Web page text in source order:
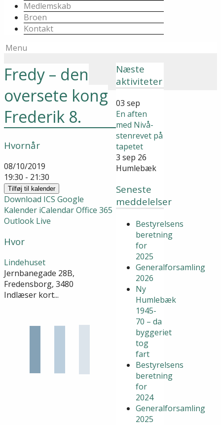
Medlemskab
Broen
Kontakt
Menu
Næste
aktiviteter
03 sep
En aften
med Nivå-
stenrevet på
tapetet
3 sep 26
Humlebæk
Seneste
meddelelser
Bestyrelsens
beretning
for
2025
Generalforsamling
2026
Ny
Humlebæk
1945-
70 – da
byggeriet
tog
fart
Bestyrelsens
beretning
for
2024
Generalforsamling
2025
Fredy – den
oversete kong
Frederik 8.
Hvornår
08/10/2019
19:30 - 21:30
Tilføj til kalender
Download ICS Google
Kalender iCalendarOffice 365
Outlook Live
Hvor
Lindehuset
Jernbanegade 28B,
Fredensborg, 3480
Indlæser kort...